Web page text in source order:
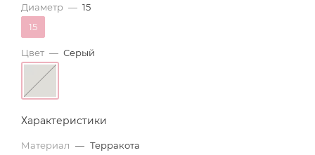
Диаметр — 15
15
Цвет — Серый
Характеристики
Материал — Терракота